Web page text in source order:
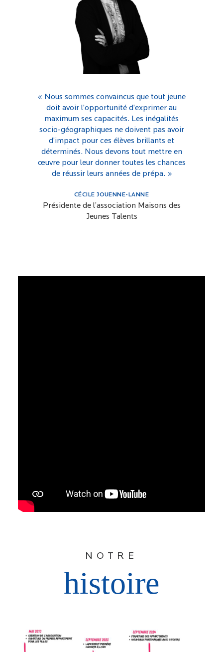
« Nous sommes convaincus que tout jeune
doit avoir l’opportunité d’exprimer au
maximum ses capacités. Les inégalités
socio-géographiques ne doivent pas avoir
d’impact pour ces élèves brillants et
déterminés. Nous devons tout mettre en
œuvre pour leur donner toutes les chances
de réussir leurs années de prépa. »
CÉCILE JOUENNE-LANNE
Présidente de l’association Maisons des
Jeunes Talents
NOTRE
histoire